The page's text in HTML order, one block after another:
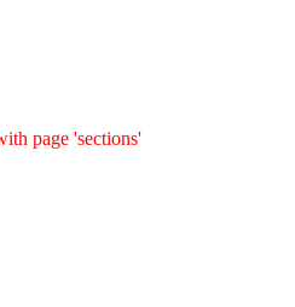
page 'sections'